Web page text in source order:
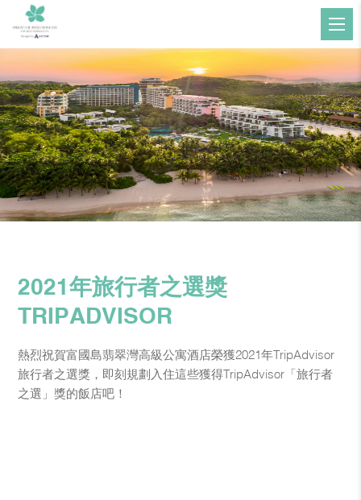
2021年旅行者之選獎
TRIPADVISOR
熱烈祝賀富國島翡翠灣高級公寓酒店榮獲2021年TripAdvisor
旅行者之選獎，即刻規劃入住這些獲得TripAdvisor「旅行者
之選」獎的飯店吧！